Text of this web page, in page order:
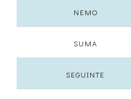
NEMO
SUMA
SEGUINTE